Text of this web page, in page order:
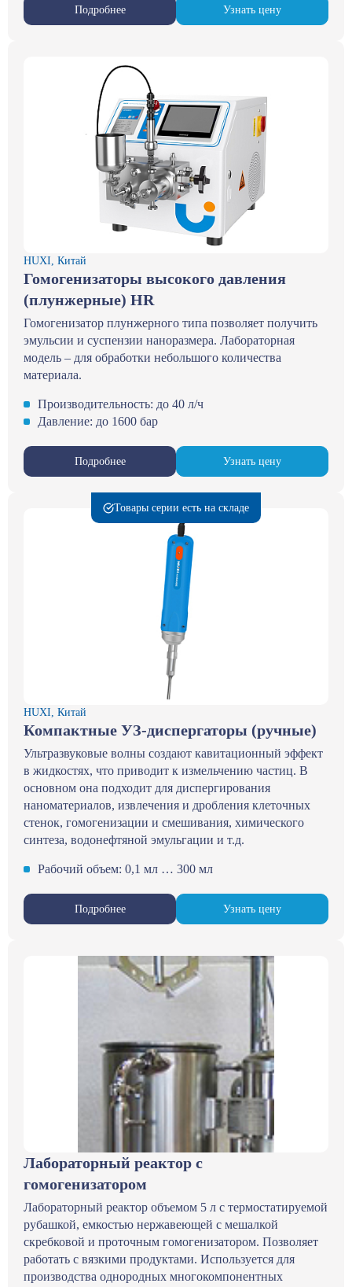
Подробнее Узнать цену
HUXI, Китай
Гомогенизаторы высокого давления
(плунжерные) HR
Гомогенизатор плунжерного типа позволяет получить
эмульсии и суспензии наноразмера. Лабораторная
модель – для обработки небольшого количества
материала.
Производительность: до 40 л/ч
Давление: до 1600 бар
Подробнее Узнать цену
Товары серии есть на складе
HUXI, Китай
Компактные УЗ-диспергаторы (ручные)
Ультразвуковые волны создают кавитационный эффект
в жидкостях, что приводит к измельчению частиц. В
основном она подходит для диспергирования
наноматериалов, извлечения и дробления клеточных
стенок, гомогенизации и смешивания, химического
синтеза, водонефтяной эмульгации и т.д.
Рабочий объем: 0,1 мл … 300 мл
Подробнее Узнать цену
Лабораторный реактор с
гомогенизатором
Лабораторный реактор объемом 5 л с термостатируемой
рубашкой, емкостью нержавеющей с мешалкой
скребковой и проточным гомогенизатором. Позволяет
работать с вязкими продуктами. Используется для
производства однородных многокомпонентных